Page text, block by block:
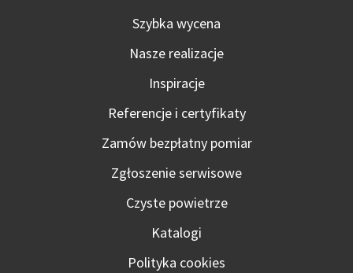
Szybka wycena
Nasze realizacje
Inspiracje
Referencje i certyfikaty
Zamów bezpłatny pomiar
Zgłoszenie serwisowe
Czyste powietrze
Katalogi
Polityka cookies